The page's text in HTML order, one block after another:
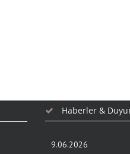
Haberler &
9.06.2026